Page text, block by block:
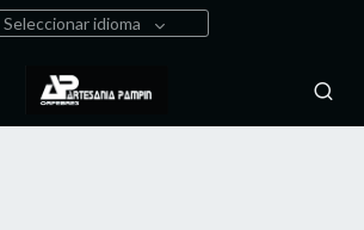
Seleccionar idioma